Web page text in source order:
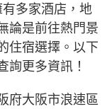
有多家酒店，地
論是前往熱門景
住宿選擇。以下
詢更多資訊！
府大阪市浪速區